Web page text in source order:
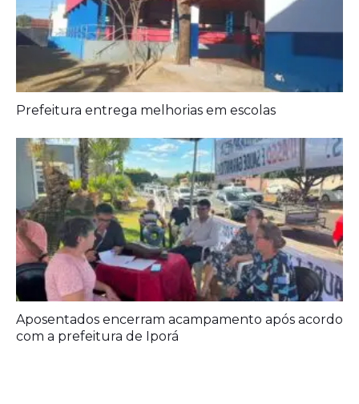
Prefeitura entrega melhorias em escolas
Aposentados encerram acampamento após acordo
com a prefeitura de Iporá